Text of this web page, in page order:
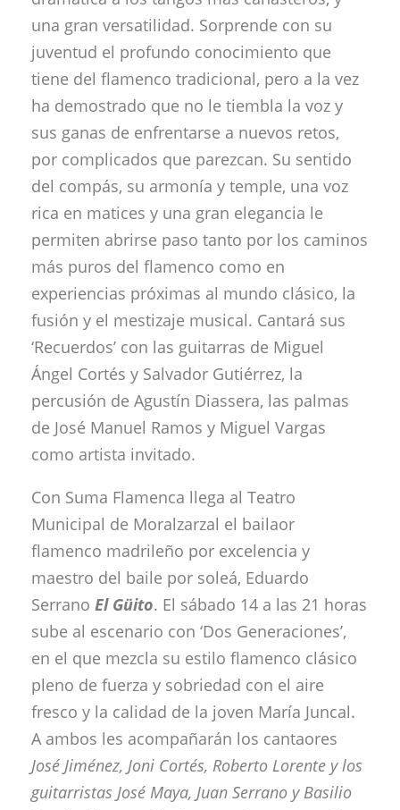
una gran versatilidad. Sorprende con su
juventud el profundo conocimiento que
tiene del flamenco tradicional, pero a la vez
ha demostrado que no le tiembla la voz y
sus ganas de enfrentarse a nuevos retos,
por complicados que parezcan. Su sentido
del compás, su armonía y temple, una voz
rica en matices y una gran elegancia le
permiten abrirse paso tanto por los caminos
más puros del flamenco como en
experiencias próximas al mundo clásico, la
fusión y el mestizaje musical. Cantará sus
‘Recuerdos’ con las guitarras de Miguel
Ángel Cortés y Salvador Gutiérrez, la
percusión de Agustín Diassera, las palmas
de José Manuel Ramos y Miguel Vargas
como artista invitado.
Con Suma Flamenca llega al Teatro
Municipal de Moralzarzal el bailaor
flamenco madrileño por excelencia y
maestro del baile por soleá, Eduardo
Serrano El Güito. El sábado 14 a las 21 horas
sube al escenario con ‘Dos Generaciones’,
en el que mezcla su estilo flamenco clásico
pleno de fuerza y sobriedad con el aire
fresco y la calidad de la joven María Juncal.
A ambos les acompañarán los cantaores
José Jiménez, Joni Cortés, Roberto Lorente y los
guitarristas José Maya, Juan Serrano y Basilio